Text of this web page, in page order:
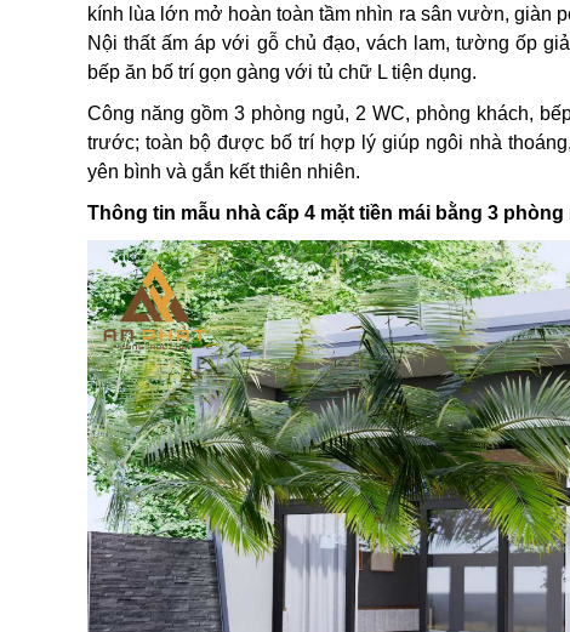
kính lùa lớn mở hoàn toàn tầm nhìn ra sân vườn, giàn
Nội thất ấm áp với gỗ chủ đạo, vách lam, tường ốp
bếp ăn bố trí gọn gàng với tủ chữ L tiện dụng.
Công năng gồm 3 phòng ngủ, 2 WC, phòng khách,
trước; toàn bộ được bố trí hợp lý giúp ngôi nhà
yên bình và gắn kết thiên nhiên.
Thông tin mẫu nhà cấp 4 mặt tiền mái bằng 3 phòng